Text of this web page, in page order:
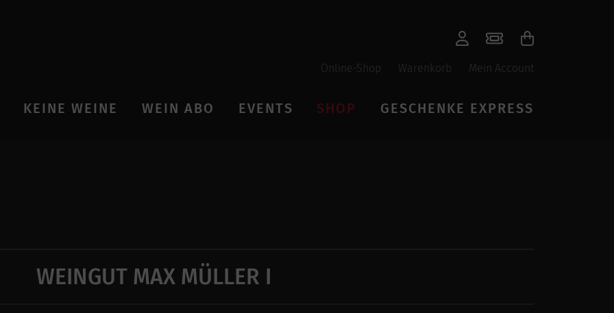
Online-Shop Warenkorb Mein Account
KEINE WEINE WEIN ABO EVENTS SHOP GESCHENKE EXPRESS
WEINGUT MAX MÜLLER I